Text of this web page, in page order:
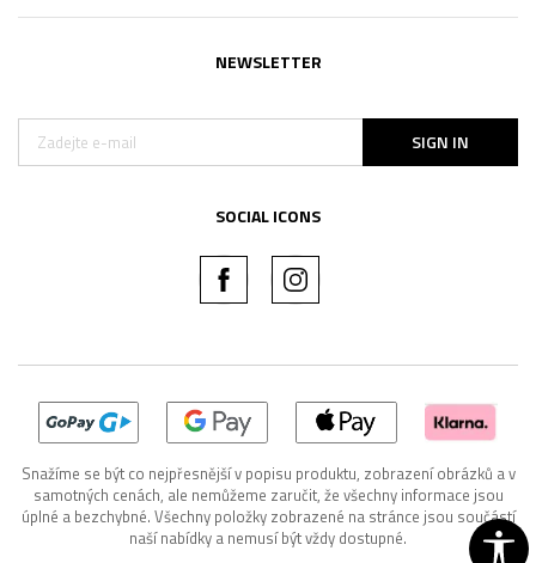
NEWSLETTER
SIGN IN
SOCIAL ICONS
Snažíme se být co nejpřesnější v popisu produktu, zobrazení obrázků a v
samotných cenách, ale nemůžeme zaručit, že všechny informace jsou
úplné a bezchybné. Všechny položky zobrazené na stránce jsou součástí
naší nabídky a nemusí být vždy dostupné.